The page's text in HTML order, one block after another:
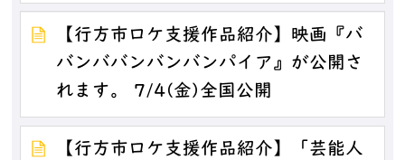
【行方市ロケ支援作品紹介】映画『バ
バンババンバンバンパイア』が公開さ
れます。 7/4(金)全国公開
【行方市ロケ支援作品紹介】「芸能人